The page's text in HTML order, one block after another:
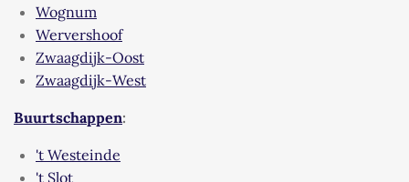
Wognum
Wervershoof
Zwaagdijk-Oost
Zwaagdijk-West
Buurtschappen:
't Westeinde
't Slot